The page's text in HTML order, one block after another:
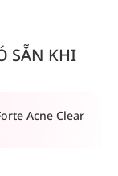
SẴN KHI
Acne Clear